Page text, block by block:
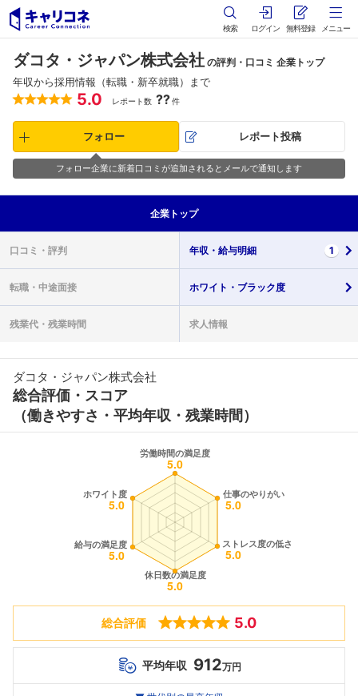
検索 ログイン 無料登録 メニュー
ダコタ・ジャパン株式会社 の評判・口コミ 企業トップ
年収から採用情報（転職・新卒就職）まで
5.0 レポート数 ??件
フォロー レポート投稿
フォロー企業に新着口コミが追加されるとメールで通知します
企業 トップ
口コミ・ 評判 年収・ 給与明細 1
転職・ 中途面接 ホワイト・ ブラック度
残業代・ 残業時間 求人情報
ダコタ・ジャパン株式会社
総合評価・スコア
（働きやすさ・平均年収・残業時間）
総合評価 5.0
平均年収 912万円